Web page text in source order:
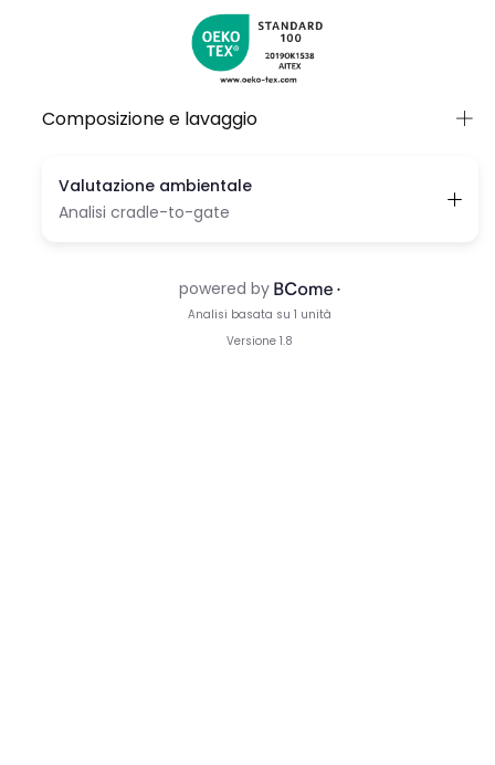
aggiunge un tocco di interesse senza essere
opprimente, rendendolo un'opzione elegante per
qualsiasi guardaroba.
Composizione e lavaggio